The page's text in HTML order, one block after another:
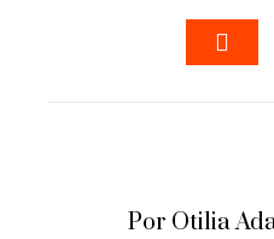
FACEBOOK
Por Otilia